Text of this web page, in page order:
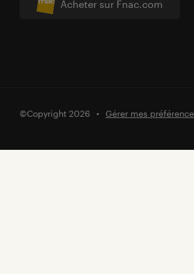
Acheter sur Fnac.com
©Copyright 2026 Gérer mes